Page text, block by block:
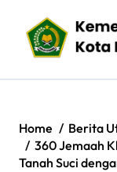
content
Home
Berita
360 Jemaah
Tanah Suci